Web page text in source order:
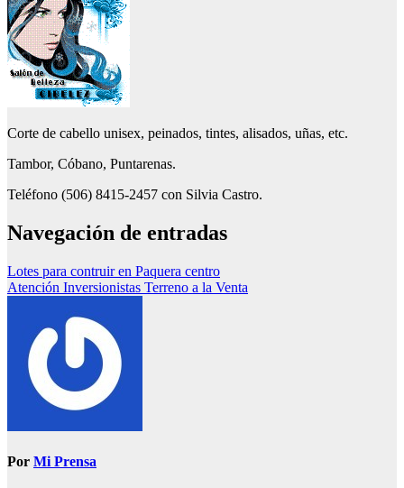
Corte de cabello unisex, peinados, tintes, alisados, uñas, etc.
Tambor, Cóbano, Puntarenas.
Teléfono (506) 8415-2457 con Silvia Castro.
Navegación de entradas
Lotes para contruir en Paquera centro
Atención Inversionistas Terreno a la Venta
Por Mi Prensa